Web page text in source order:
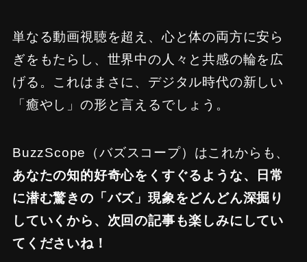
単なる動画視聴を超え、心と体の両方に安ら
ぎをもたらし、世界中の人々と共感の輪を広
げる。これはまさに、デジタル時代の新しい
「癒やし」の形と言えるでしょう。
BuzzScope（バズスコープ）はこれからも、
あなたの知的好奇心をくすぐるような、日常
に潜む驚きの「バズ」現象をどんどん深掘り
していくから、次回の記事も楽しみにしてい
てくださいね！